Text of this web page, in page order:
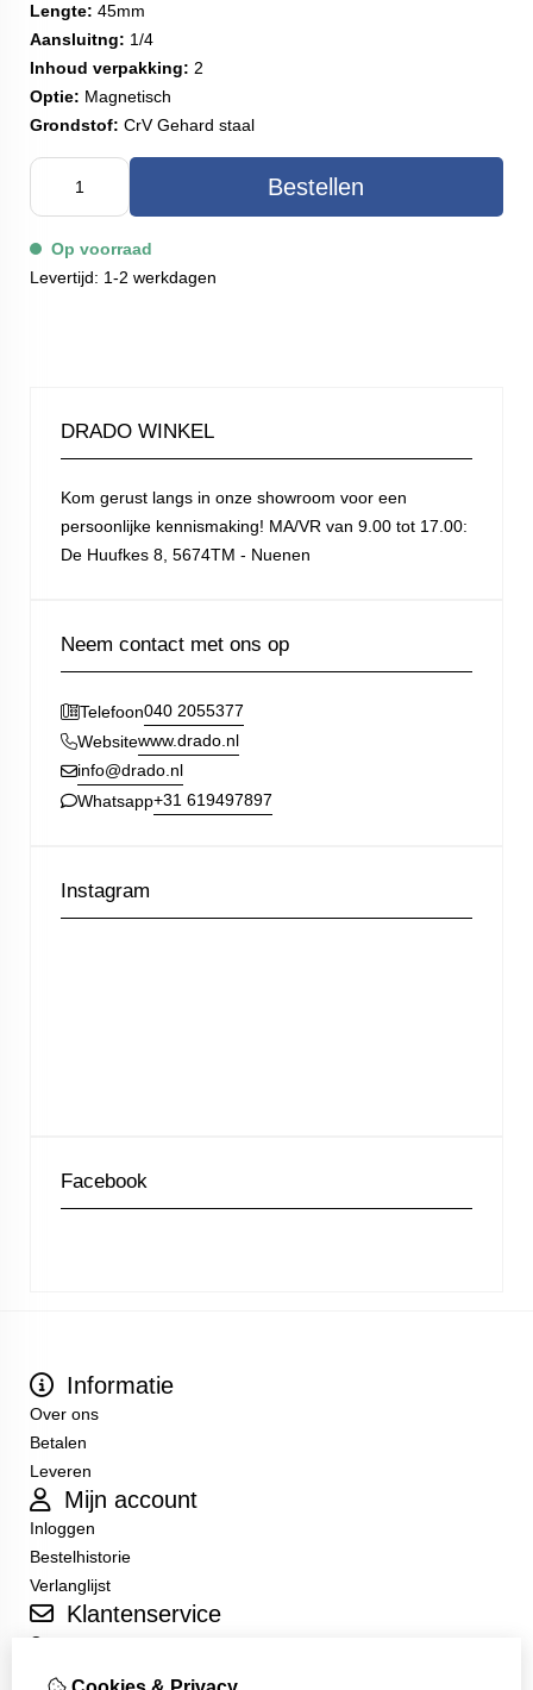
Lengte: 45mm
Aansluitng: 1/4
Inhoud verpakking: 2
Optie: Magnetisch
Grondstof: CrV Gehard staal
Bestellen
Op voorraad
Levertijd: 1-2 werkdagen
DRADO WINKEL
Kom gerust langs in onze showroom voor een
persoonlijke kennismaking! MA/VR van 9.00 tot 17.00:
De Huufkes 8, 5674TM - Nuenen
Neem contact met ons op
Telefoon040 2055377
Websitewww.drado.nl
info@drado.nl
Whatsapp+31 619497897
Instagram
Facebook
Informatie
Over ons
Betalen
Leveren
Mijn account
Inloggen
Bestelhistorie
Verlanglijst
Klantenservice
Contact